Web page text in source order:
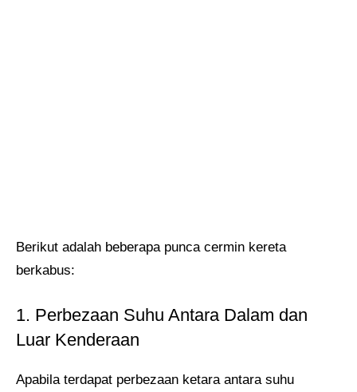
Berikut adalah beberapa punca cermin kereta
berkabus:
1. Perbezaan Suhu Antara Dalam dan
Luar Kenderaan
Apabila terdapat perbezaan ketara antara suhu